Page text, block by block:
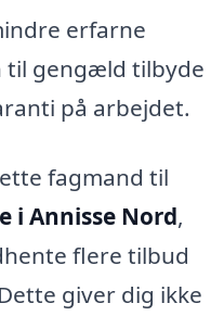
erfarne
til gengæld tilbyde
på arbejdet.
fagmand til
Annisse Nord,
flere tilbud
giver dig ikke